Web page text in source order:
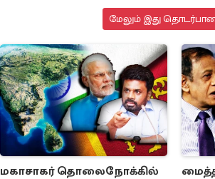
மேலும் இது
மகாசாகர் தொலைநோக்கில்